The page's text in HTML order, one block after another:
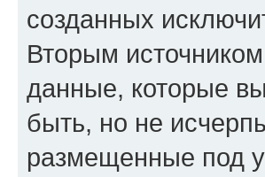
созданных
Вторым
данные, которые
быть, но не
размещенные под